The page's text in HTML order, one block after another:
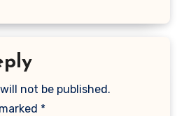
not be published.
*